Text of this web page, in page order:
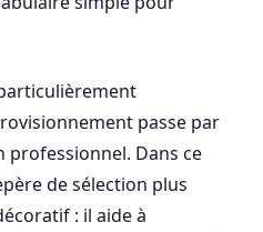
passe par
Dans ce
de sélection plus
: il aide à